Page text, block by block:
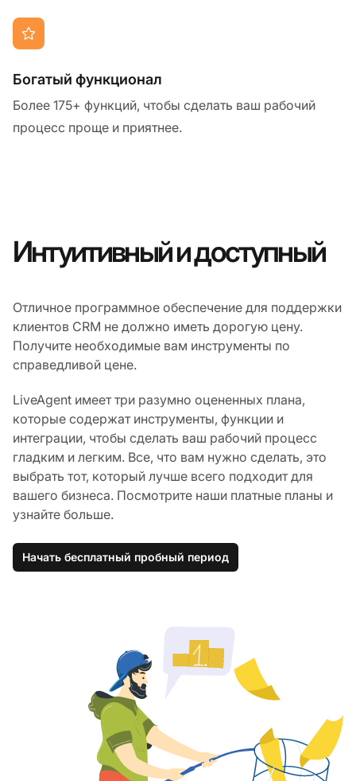
Богатый функционал
Более 175+ функций, чтобы сделать ваш рабочий
процесс проще и приятнее.
Интуитивный и доступный
Отличное программное обеспечение для поддержки
клиентов CRM не должно иметь дорогую цену.
Получите необходимые вам инструменты по
справедливой цене.
LiveAgent имеет три разумно оцененных плана,
которые содержат инструменты, функции и
интеграции, чтобы сделать ваш рабочий процесс
гладким и легким. Все, что вам нужно сделать, это
выбрать тот, который лучше всего подходит для
вашего бизнеса. Посмотрите наши платные планы и
узнайте больше.
Начать бесплатный пробный период